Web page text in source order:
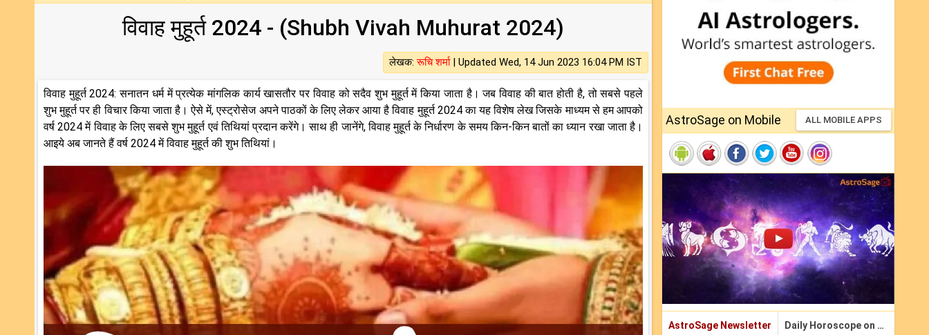
विवाह मुहूर्त 2024 - (Shubh Vivah Muhurat 2024)
लेखक:रूचि शर्मा | Updated Wed, 14 Jun 2023 16:04 PM IST
विवाह मुहूर्त 2024: सनातन धर्म में प्रत्येक मांगलिक कार्य खासतौर पर विवाह को सदैव शुभ मुहूर्त में किया जाता है। जब विवाह की बात होती है, तो सबसे पहले
शुभ मुहूर्त पर ही विचार किया जाता है। ऐसे में, एस्ट्रोसेज अपने पाठकों के लिए लेकर आया है विवाह मुहूर्त 2024 का यह विशेष लेख जिसके माध्यम से हम आपको
वर्ष 2024 में विवाह के लिए सबसे शुभ मुहूर्त एवं तिथियां प्रदान करेंगे। साथ ही जानेंगे, विवाह मुहूर्त के निर्धारण के समय किन-किन बातों का ध्यान रखा जाता है।
आइये अब जानते हैं वर्ष 2024 में विवाह मुहूर्त की शुभ तिथियां।
AstroSage on Mobile ALL MOBILE APPS
AstroSage Newsletter Daily Horoscope on Email